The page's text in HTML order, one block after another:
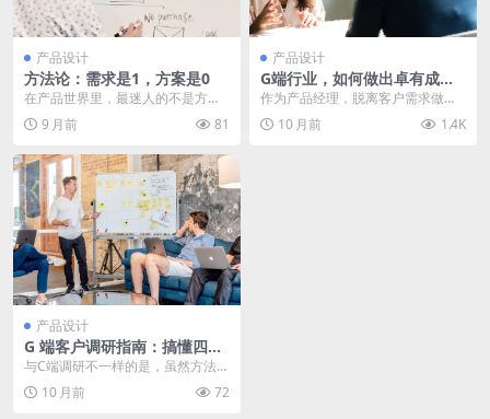
产品设计
方法论：需求是1，方案是0
在产品世界里，最迷人的不是方案
的精巧，而是那个被精准洞察的“问
题本质”。这篇文章...
9 月前 81
产品设计
G端行业，如何做出卓有成效
的客户调研？
作为产品经理，脱离客户需求做产
品，显然是盖不出漂亮的房子的。
在G端行业，该如何做...
10 月前 1.4K
产品设计
G 端客户调研指南：搞懂四个
问题，轻松上手！
与C端调研不一样的是，虽然方法论
可能相同，但实际操作的时候，G
端总会遇到各种各样...
10 月前 72